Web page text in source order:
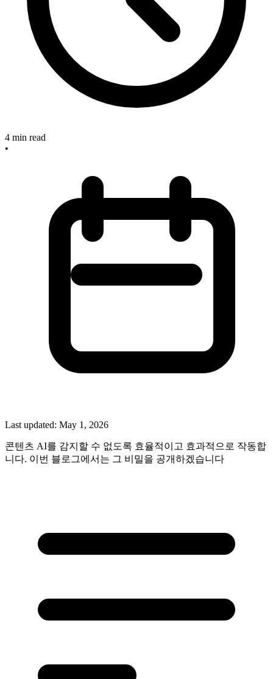
4 min read
•
Last updated: May 1, 2026
콘텐츠 AI를 감지할 수 없도록 효율적이고 효과적으로 작동합
니다. 이번 블로그에서는 그 비밀을 공개하겠습니다